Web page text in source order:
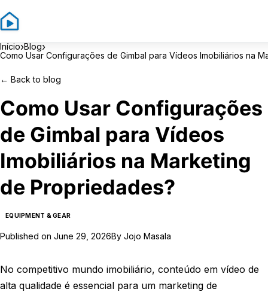
Início›Blog›
Como Usar Configurações de Gimbal para Vídeos Imobiliários na
← Back to blog
Como Usar Configurações
de Gimbal para Vídeos
Imobiliários na Marketing
de Propriedades?
EQUIPMENT & GEAR
Published on June 29, 2026By Jojo Masala
No competitivo mundo imobiliário, conteúdo em vídeo de
alta qualidade é essencial para um marketing de